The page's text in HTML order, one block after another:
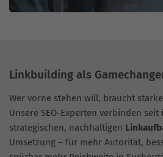
Linkbuilding als
Wer vorne stehen will, braucht
Unsere SEO-Experten verbinden seit
strategischen, nachhaltigen
Umsetzung – für mehr Autorität,